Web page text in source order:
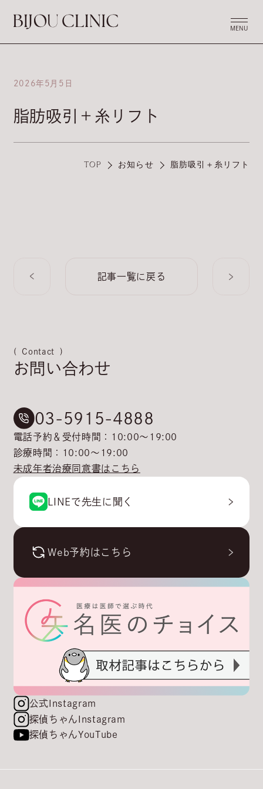
MENU
2026年5月5日
脂肪吸引＋糸リフト
TOP お知らせ 脂肪吸引＋糸リフト
記事一覧に戻る
Contact
お問い合わせ
03-5915-4888
電話予約＆受付時間：10:00〜19:00
診療時間：10:00〜19:00
未成年者治療同意書はこちら
LINEで先生に聞く
Web予約はこちら
公式Instagram
探偵ちゃんInstagram
探偵ちゃんYouTube